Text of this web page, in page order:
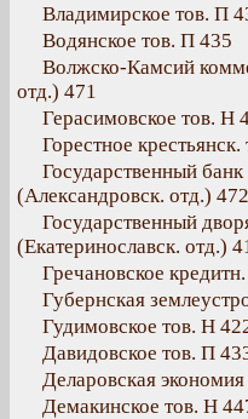
Владимирское тов. П
Водянское тов. П 435
Волжско-Камсий
отд.) 471
Герасимовское тов. Н
Горестное
Государственный
(Александровск. отд.)
Государственный
(Екатеринославск. отд.)
Гречановское
Губернская
Гудимовское тов. Н
Давидовское тов. П
Деларовская
Демакинское тов. Н